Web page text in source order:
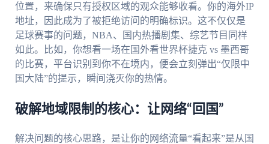
位置，来确保只有授权区域的观众能够收看。你的海外IP
地址，因此成为了被拒绝访问的明确标识。这不仅仅是
足球赛事的问题，NBA、国内热播剧集、综艺节目同样
如此。比如，你想看一场在国外看世界杯捷克 vs 墨西哥
的比赛，平台识别到你不在境内，便会立刻弹出“仅限中
国大陆”的提示，瞬间浇灭你的热情。
破解地域限制的核心：让网络“回国”
解决问题的核心思路，是让你的网络流量“看起来”是从国